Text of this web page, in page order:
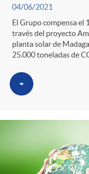
04/06/2021
El Grupo compensa el
través del proyecto
planta solar de
25.000 toneladas de
+